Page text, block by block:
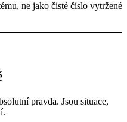
ne jako čisté číslo vytržené
pravda. Jsou situace,